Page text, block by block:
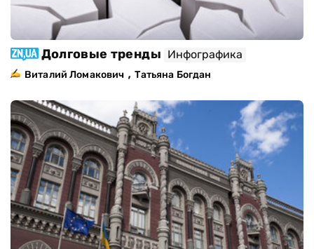
Долговые тренды Инфографика
Виталий Ломакович ,Татьяна Богдан